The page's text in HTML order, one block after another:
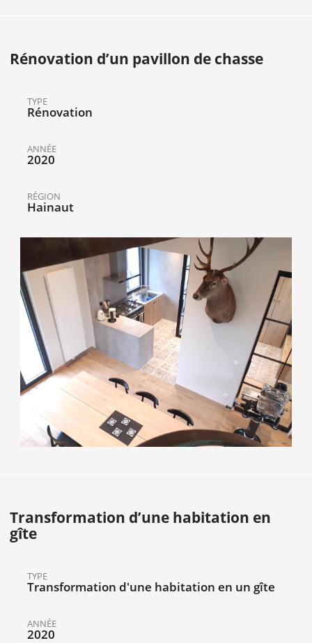
Rénovation d’un pavillon de chasse
TYPE
Rénovation
ANNÉE
2020
RÉGION
Hainaut
Transformation d’une habitation en
gîte
TYPE
Transformation d'une habitation en un gîte
ANNÉE
2020